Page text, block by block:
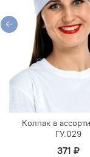
Колпак в
ГУ.029
371 ₽